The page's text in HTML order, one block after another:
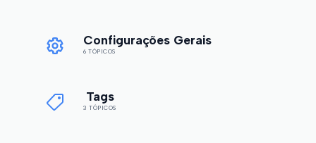
Configurações Gerais
6 TÓPICOS
Tags
3 TÓPICOS